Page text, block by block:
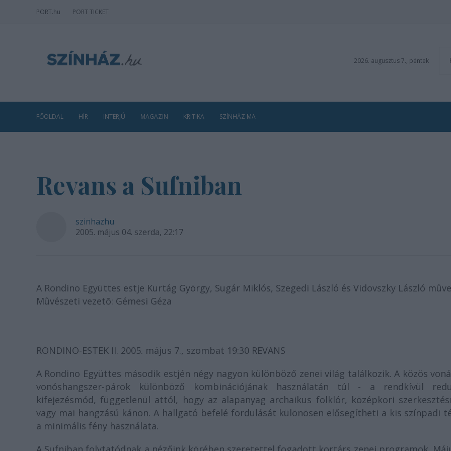
PORT.hu PORT TICKET
2026. augusztus 7., péntek
FŐOLDAL HÍR INTERJÚ MAGAZIN KRITIKA SZÍNHÁZ MA
Revans a Sufniban
szinhazhu
2005. május 04. szerda, 22:17
A Rondino Együttes estje Kurtág György, Sugár Miklós, Szegedi László és Vidovszky László
Mûvészeti vezetõ: Gémesi Géza
RONDINO-ESTEK II. 2005. május 7., szombat 19:30 REVANS
A Rondino Együttes második estjén négy nagyon különböző zenei világ találkozik. A közös
vonóshangszer-párok különböző kombinációjának használatán túl - a rendkívül
kifejezésmód, függetlenül attól, hogy az alapanyag archaikus folklór, középkori
vagy mai hangzású kánon. A hallgató befelé fordulását különösen elősegítheti a kis színpadi
a minimális fény használata.